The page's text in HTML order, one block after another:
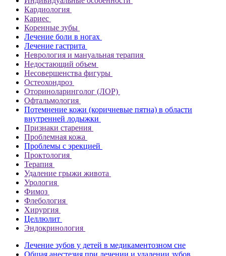
Кардиология
Кариес
Коренные зубы
Лечение боли в ногах
Лечение гастрита
Неврология и мануальная терапия
Недостающий объем
Несовершенства фигуры
Остеохондроз
Оториноларинголог (ЛОР)
Офтальмология
Потемнение кожи (коричневые пятна) в области
внутренней лодыжки
Признаки старения
Проблемная кожа
Проблемы с эрекцией
Проктология
Терапия
Удаление грыжи живота
Урология
Фимоз
Флебология
Хирургия
Целлюлит
Эндокринология
Лечение зубов у детей в медикаментозном сне
Общая анестезия при лечении и удалении зубов